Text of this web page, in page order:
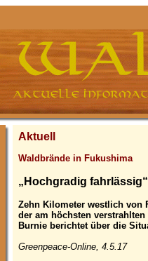
Aktuell
Waldbrände in Fukushima
„Hochgradig fahrlässig“
Zehn Kilometer westlich von
der am höchsten verstrahlten
Burnie berichtet über die
Greenpeace-Online, 4.5.17